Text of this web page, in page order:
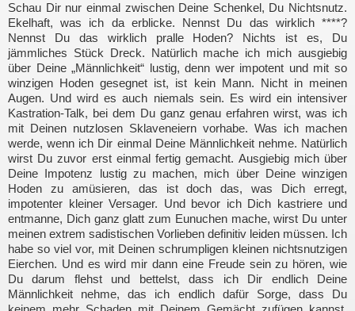
Schau Dir nur einmal zwischen Deine Schenkel, Du Nichtsnutz.
Ekelhaft, was ich da erblicke. Nennst Du das wirklich ****?
Nennst Du das wirklich pralle Hoden? Nichts ist es, Du
jämmliches Stück Dreck. Natürlich mache ich mich ausgiebig
über Deine „Männlichkeit“ lustig, denn wer impotent und mit so
winzigen Hoden gesegnet ist, ist kein Mann. Nicht in meinen
Augen. Und wird es auch niemals sein. Es wird ein intensiver
Kastration-Talk, bei dem Du ganz genau erfahren wirst, was ich
mit Deinen nutzlosen Sklaveneiern vorhabe. Was ich machen
werde, wenn ich Dir einmal Deine Männlichkeit nehme. Natürlich
wirst Du zuvor erst einmal fertig gemacht. Ausgiebig mich über
Deine Impotenz lustig zu machen, mich über Deine winzigen
Hoden zu amüsieren, das ist doch das, was Dich erregt,
impotenter kleiner Versager. Und bevor ich Dich kastriere und
entmanne, Dich ganz glatt zum Eunuchen mache, wirst Du unter
meinen extrem sadistischen Vorlieben definitiv leiden müssen. Ich
habe so viel vor, mit Deinen schrumpligen kleinen nichtsnutzigen
Eierchen. Und es wird mir dann eine Freude sein zu hören, wie
Du darum flehst und bettelst, dass ich Dir endlich Deine
Männlichkeit nehme, das ich endlich dafür Sorge, dass Du